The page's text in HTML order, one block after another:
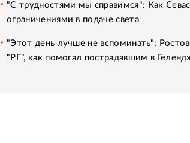
"С трудностями мы справимся": Как
ограничениями в подаче света
"Этот день лучше не вспоминать":
"РГ", как помогал пострадавшим в